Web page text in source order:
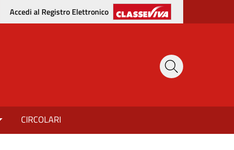
Accedi al Registro Elettronico
CIRCOLARI